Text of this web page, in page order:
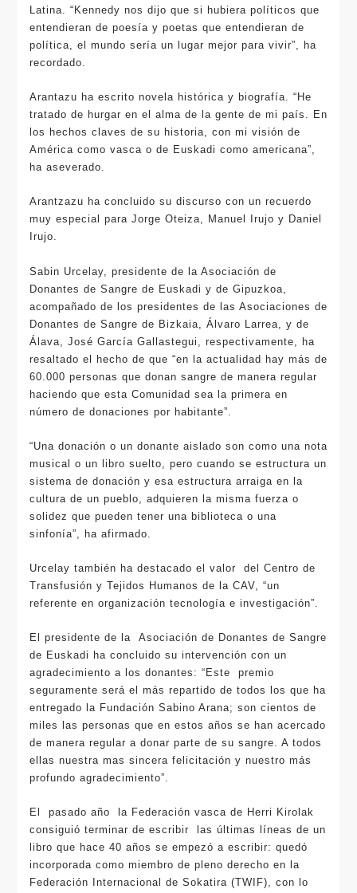
Latina. “Kennedy nos dijo que si hubiera políticos que
entendieran de poesía y poetas que entendieran de
política, el mundo sería un lugar mejor para vivir”, ha
recordado.
Arantazu ha escrito novela histórica y biografía. “He
tratado de hurgar en el alma de la gente de mi país. En
los hechos claves de su historia, con mi visión de
América como vasca o de Euskadi como americana”,
ha aseverado.
Arantzazu ha concluido su discurso con un recuerdo
muy especial para Jorge Oteiza, Manuel Irujo y Daniel
Irujo.
Sabin Urcelay, presidente de la Asociación de
Donantes de Sangre de Euskadi y de Gipuzkoa,
acompañado de los presidentes de las Asociaciones de
Donantes de Sangre de Bizkaia, Álvaro Larrea, y de
Álava, José García Gallastegui, respectivamente, ha
resaltado el hecho de que “en la actualidad hay más de
60.000 personas que donan sangre de manera regular
haciendo que esta Comunidad sea la primera en
número de donaciones por habitante”.
“Una donación o un donante aislado son como una nota
musical o un libro suelto, pero cuando se estructura un
sistema de donación y esa estructura arraiga en la
cultura de un pueblo, adquieren la misma fuerza o
solidez que pueden tener una biblioteca o una
sinfonía”, ha afirmado.
Urcelay también ha destacado el valor del Centro de
Transfusión y Tejidos Humanos de la CAV, “un
referente en organización tecnología e investigación”.
El presidente de la Asociación de Donantes de Sangre
de Euskadi ha concluido su intervención con un
agradecimiento a los donantes: “Este premio
seguramente será el más repartido de todos los que ha
entregado la Fundación Sabino Arana; son cientos de
miles las personas que en estos años se han acercado
de manera regular a donar parte de su sangre. A todos
ellas nuestra mas sincera felicitación y nuestro más
profundo agradecimiento”.
El pasado año la Federación vasca de Herri Kirolak
consiguió terminar de escribir las últimas líneas de un
libro que hace 40 años se empezó a escribir: quedó
incorporada como miembro de pleno derecho en la
Federación Internacional de Sokatira (TWIF), con lo